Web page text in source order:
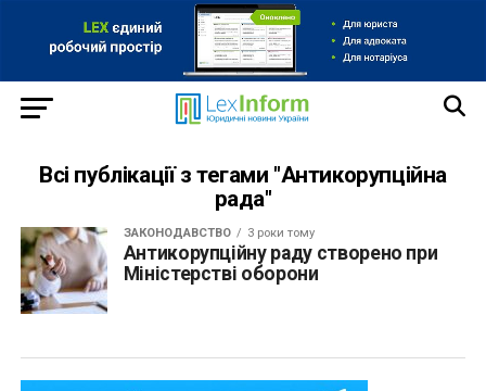
Всі публікації з тегами "Антикорупційна
рада"
ЗАКОНОДАВСТВО 3 роки тому
Антикорупційну раду створено при
Міністерстві оборони